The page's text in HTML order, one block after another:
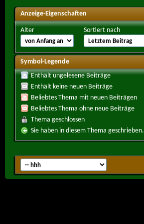
Anzeige-Eigenschaften
Alter Sortiert nach
Symbol-Legende
Enthält ungelesene Beiträge
Enthält keine neuen Beiträge
Beliebtes Thema mit neuen Beiträgen
Beliebtes Thema ohne neue Beiträge
Thema geschlossen
Sie haben in diesem Thema geschrieben.